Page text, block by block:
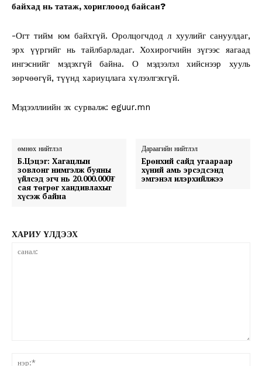
байхад нь татаж, хориглооод байсан?
-Огт тийм юм байхгүй. Оролцогчдод л хуулийг сануулдаг,
эрх үүргийг нь тайлбарладаг. Хохирогчийн зүгээс яагаад
ингэснийг мэдэхгүй байна. О мэдээлэл хийснээр хууль
зөрчөөгүй, түүнд хариуцлага хүлээлгэхгүй.
Мэдээллиийн эх сурвалж: eguur.mn
өмнөх нийтлэл
Б.Цэцэг: Хагацлын
зовлонг нимгэлж буяны
үйлсэд эгч нь 20.000.000₮
сая төгрөг хандивлахыг
хүсэж байна
Дараагийн нийтлэл
Ерөнхий сайд угаараар
хүний амь эрсэдсэнд
эмгэнэл илэрхийлжээ
ХАРИУ ҮЛДЭЭХ